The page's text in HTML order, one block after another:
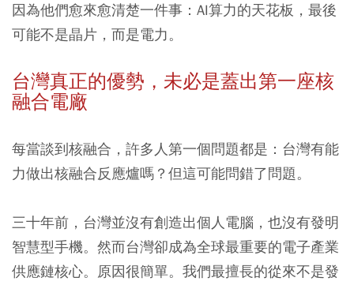
因為他們愈來愈清楚一件事：AI算力的天花板，最後
可能不是晶片，而是電力。
台灣真正的優勢，未必是蓋出第一座核
融合電廠
每當談到核融合，許多⼈第⼀個問題都是：台灣有能
力做出核融合反應爐嗎？但這可能問錯了問題。
三十年前，台灣並沒有創造出個人電腦，也沒有發明
智慧型手機。然而台灣卻成為全球最重要的電子產業
供應鏈核心。原因很簡單。我們最擅長的從來不是發